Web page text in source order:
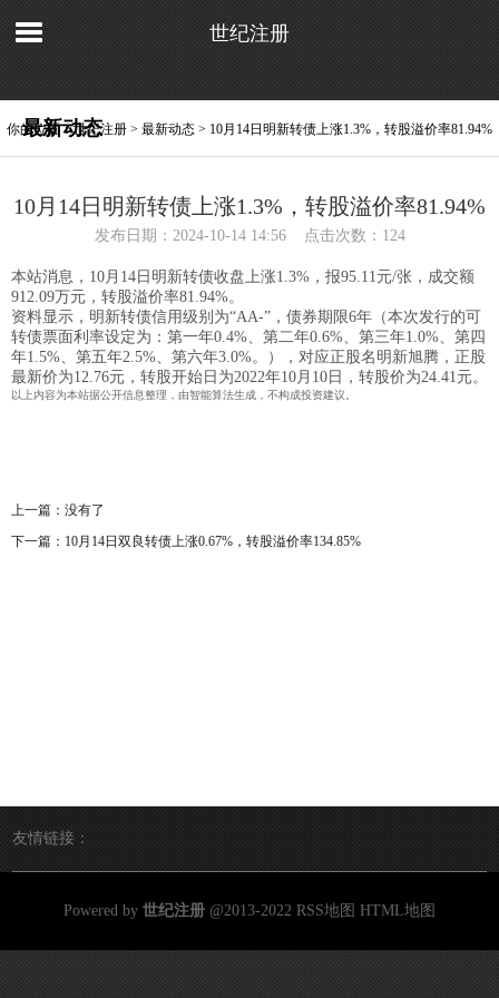
世纪注册
最新动态
你的位置：世纪注册 > 最新动态 > 10月14日明新转债上涨1.3%，转股溢价率81.94%
10月14日明新转债上涨1.3%，转股溢价率81.94%
发布日期：2024-10-14 14:56 点击次数：124
本站消息，10月14日明新转债收盘上涨1.3%，报95.11元/张，成交额
912.09万元，转股溢价率81.94%。
资料显示，明新转债信用级别为“AA-”，债券期限6年（本次发行的可
转债票面利率设定为：第一年0.4%、第二年0.6%、第三年1.0%、第四
年1.5%、第五年2.5%、第六年3.0%。），对应正股名明新旭腾，正股
最新价为12.76元，转股开始日为2022年10月10日，转股价为24.41元。
以上内容为本站据公开信息整理，由智能算法生成，不构成投资建议。
上一篇：没有了
下一篇： 10月14日双良转债上涨0.67%，转股溢价率134.85%
友情链接：
Powered by 世纪注册 @2013-2022 RSS地图 HTML地图